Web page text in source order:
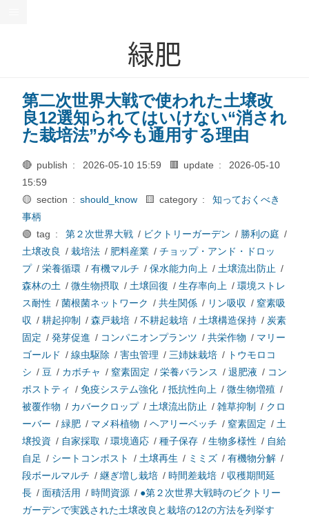
緑肥
第二次世界大戦で使われた土壌改
良12選知られてはいけない“消され
た栽培法”が今も通用する理由
🔴 publish : 2026-05-10 15:59 🟥 update :
2026-05-10
15:59
🟡 section : should_know 🟨 category :
知っておくべき
事柄
🟢 tag :
第２次世界大戦 / ビクトリーガーデン / 勝利の庭 /
土壌改良 / 栽培法 / 肥料産業 / チョップ・アンド・ドロッ
プ/ 栄養循環 / 有機マルチ / 保水能力向上 / 土壌流出防止 /
森林の土 / 微生物摂取 / 土壌回復 / 生存率向上 / 環境ストレ
ス耐性 / 菌根菌ネットワーク / 共生関係 / リン吸収 / 窒素吸
収 / 耕起抑制 / 森戸栽培 / 不耕起栽培 / 土壌構造保持 / 炭素
固定 / 発芽促進 / コンパニオンプランツ / 共栄作物 / マリー
ゴールド / 線虫駆除 / 害虫管理 / 三姉妹栽培 / トウモロコ
シ / 豆 / カボチャ / 窒素固定 / 栄養バランス / 退肥液 / コン
ポストティ
/ 免疫システム強化 / 抵抗性向上 / 微生物増殖 /
被覆作物 / カバークロップ/ 土壌流出防止 / 雑草抑制 / クロ
ーバー / 緑肥 / マメ科植物 / ヘアリーベッチ / 窒素固定 / 土
壌投資 / 自家採取 / 環境適応 / 種子保存 / 生物多様性 / 自給
自足 / シートコンポスト / 土壌再生 / ミミズ / 有機物分解 /
段ボールマルチ / 継ぎ増し栽培 / 時間差栽培 / 収穫期間延
長 / 面積活用 / 時間資源 / ●第２次世界大戦時のビクトリー
ガーデンで実践された土壌改良と栽培の12の方法を列挙す